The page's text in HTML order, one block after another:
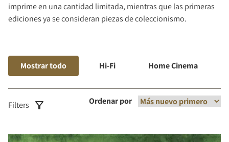
imprime en una cantidad limitada, mientras que las primeras
ediciones ya se consideran piezas de coleccionismo.
Mostrar todo Hi-Fi Home Cinema
Filters Ordenar por